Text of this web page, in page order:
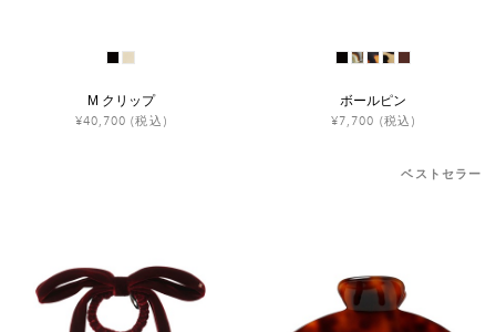
M クリップ
¥40,700 (税込)
ボールピン
¥7,700 (税込)
ベストセラー